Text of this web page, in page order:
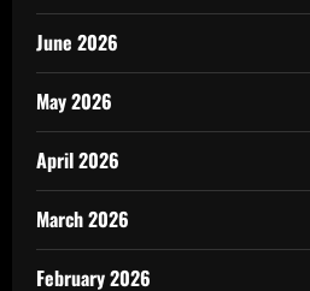
June 2026
May 2026
April 2026
March 2026
February 2026